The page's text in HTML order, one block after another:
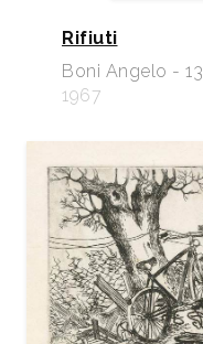
Rifiuti
Boni Angelo - 13
1967